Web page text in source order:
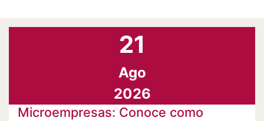
21
Ago
2026
Microempresas: Conoce como